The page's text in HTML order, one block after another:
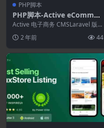
PHP脚本
PHP脚本-Active eCommer
ce Backup Restore System
Addon 1.8.0(Active eCom
merce CMS拓展)
Active 电子商务 CMSLaravel 版本
2 年前 44